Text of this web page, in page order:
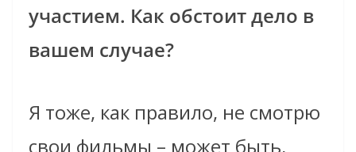
участием. Как обстоит дело в
вашем случае?
Я тоже, как правило, не смотрю
свои фильмы – может быть,